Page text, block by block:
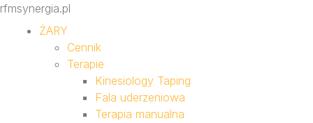
rfmsynergia.pl
ŻARY
Cennik
Terapie
Kinesiology Taping
Fala uderzeniowa
Terapia manualna